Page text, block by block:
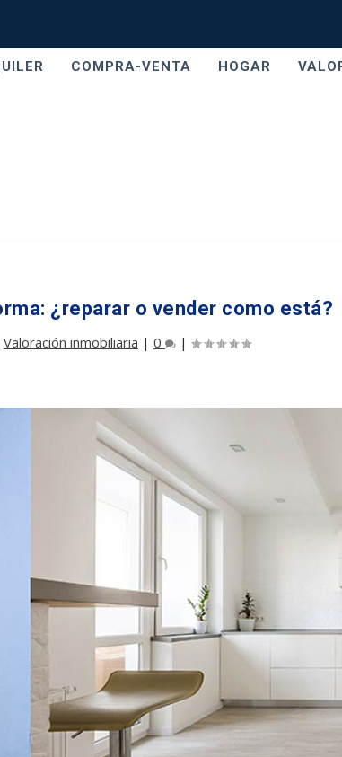
COMPRA-VENTA HOGAR
¿reparar o vender como está?
Valoración inmobiliaria | 0 |